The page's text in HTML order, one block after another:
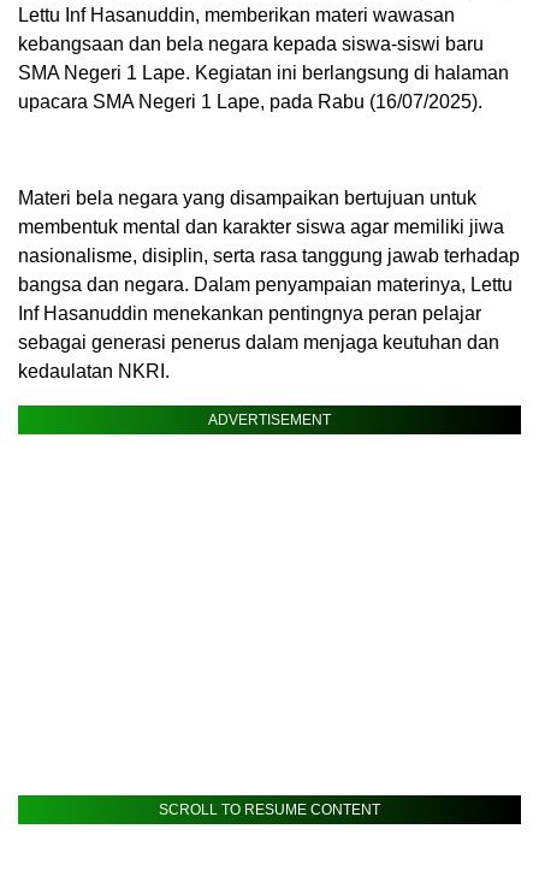
Lettu Inf Hasanuddin, memberikan materi wawasan
kebangsaan dan bela negara kepada siswa-siswi baru
SMA Negeri 1 Lape. Kegiatan ini berlangsung di halaman
upacara SMA Negeri 1 Lape, pada Rabu (16/07/2025).
Materi bela negara yang disampaikan bertujuan untuk
membentuk mental dan karakter siswa agar memiliki jiwa
nasionalisme, disiplin, serta rasa tanggung jawab terhadap
bangsa dan negara. Dalam penyampaian materinya, Lettu
Inf Hasanuddin menekankan pentingnya peran pelajar
sebagai generasi penerus dalam menjaga keutuhan dan
kedaulatan NKRI.
ADVERTISEMENT
SCROLL TO RESUME CONTENT